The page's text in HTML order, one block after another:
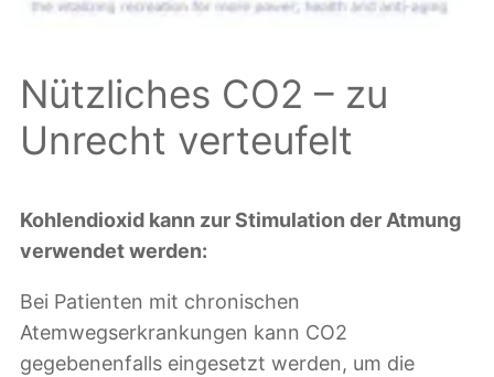
Nützliches CO2 – zu
Unrecht verteufelt
Kohlendioxid kann zur Stimulation der Atmung
verwendet werden:
Bei Patienten mit chronischen
Atemwegserkrankungen kann CO2
gegebenenfalls eingesetzt werden, um die